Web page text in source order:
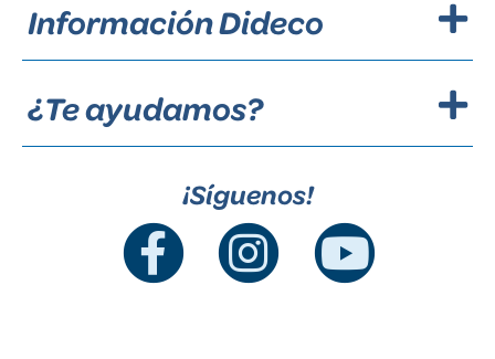
Información Dideco
¿Te ayudamos?
¡Síguenos!